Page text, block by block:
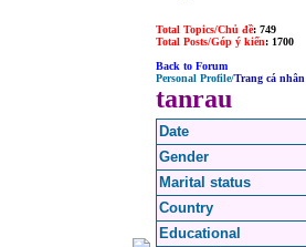
Total Topics/Chủ đề: 749
Total Posts/Góp ý kiến: 1700
Back to Forum
Personal Profile/Trang cá nhân
tanrau
Date
Gender
Marital status
Country
Educational